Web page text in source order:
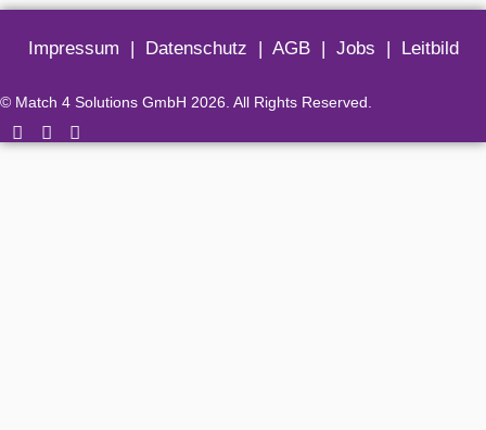
Impressum | Datenschutz | AGB| Jobs | Leitbild
© Match 4 Solutions GmbH 2026. All Rights Reserved.